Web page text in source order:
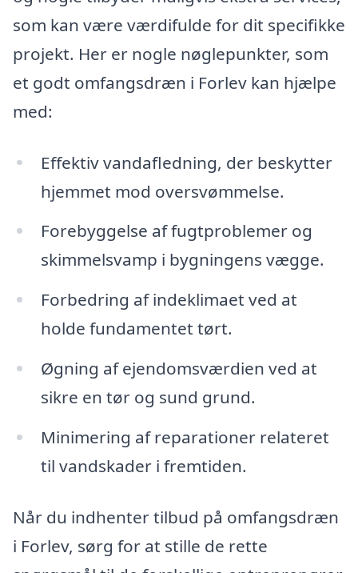
som kan være værdifulde for dit specifikke
projekt. Her er nogle nøglepunkter, som
et godt omfangsdræn i Forlev kan hjælpe
med:
Effektiv vandafledning, der beskytter
hjemmet mod oversvømmelse.
Forebyggelse af fugtproblemer og
skimmelsvamp i bygningens vægge.
Forbedring af indeklimaet ved at
holde fundamentet tørt.
Øgning af ejendomsværdien ved at
sikre en tør og sund grund.
Minimering af reparationer relateret
til vandskader i fremtiden.
Når du indhenter tilbud på omfangsdræn
i Forlev, sørg for at stille de rette